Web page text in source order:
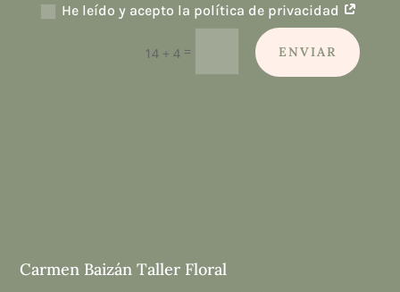
He leído y acepto la política de privacidad
14 + 4 = ENVIAR
Carmen Baizán Taller Floral